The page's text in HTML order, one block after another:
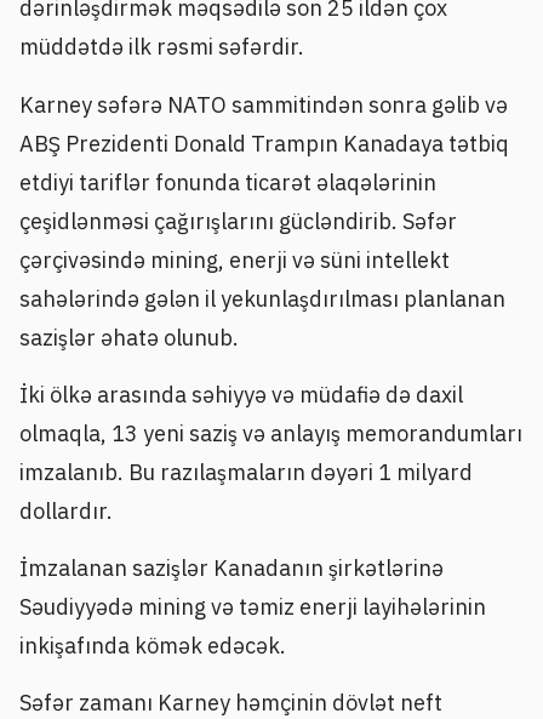
dərinləşdirmək məqsədilə son 25 ildən çox
müddətdə ilk rəsmi səfərdir.
Karney səfərə NATO sammitindən sonra gəlib və
ABŞ Prezidenti Donald Trampın Kanadaya tətbiq
etdiyi tariflər fonunda ticarət əlaqələrinin
çeşidlənməsi çağırışlarını gücləndirib. Səfər
çərçivəsində mining, enerji və süni intellekt
sahələrində gələn il yekunlaşdırılması planlanan
sazişlər əhatə olunub.
İki ölkə arasında səhiyyə və müdafiə də daxil
olmaqla, 13 yeni saziş və anlayış memorandumları
imzalanıb. Bu razılaşmaların dəyəri 1 milyard
dollardır.
İmzalanan sazişlər Kanadanın şirkətlərinə
Səudiyyədə mining və təmiz enerji layihələrinin
inkişafında kömək edəcək.
Səfər zamanı Karney həmçinin dövlət neft